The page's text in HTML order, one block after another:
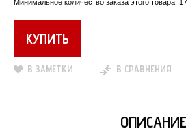
Минимальное количество заказа этого товара: 17
В ЗАМЕТКИ В СРАВНЕНИЯ
ОПИСАНИЕ